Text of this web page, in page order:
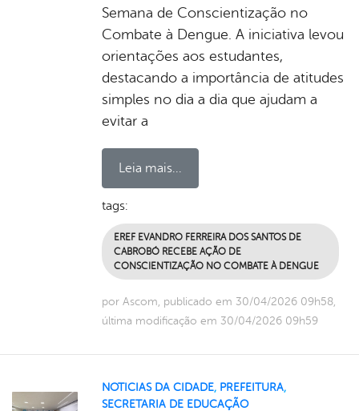
Semana de Conscientização no
Combate à Dengue. A iniciativa levou
orientações aos estudantes,
destacando a importância de atitudes
simples no dia a dia que ajudam a
evitar a
Leia mais...
tags:
EREF EVANDRO FERREIRA DOS SANTOS DE
CABROBÓ RECEBE AÇÃO DE
CONSCIENTIZAÇÃO NO COMBATE À DENGUE
por Ascom, publicado em 30/04/2026 09h58,
última modificação em 30/04/2026 09h59
NOTICIAS DA CIDADE, PREFEITURA,
SECRETARIA DE EDUCAÇÃO